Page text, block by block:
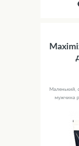
Маленький,
мужчина